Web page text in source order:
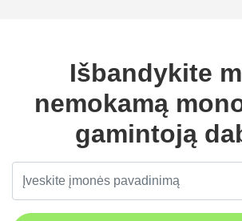
Išbandykite
nemokamą
gamintoją